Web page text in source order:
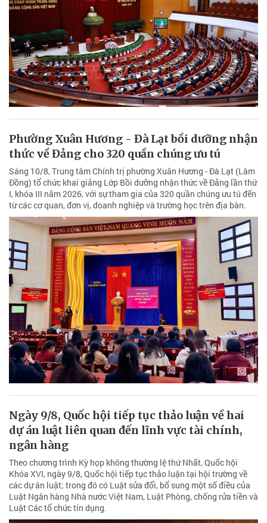
Phường Xuân Hương - Đà Lạt bồi dưỡng nhận
thức về Đảng cho 320 quần chúng ưu tú
Sáng 10/8, Trung tâm Chính trị phường Xuân Hương - Đà Lạt (Lâm
Đồng) tổ chức khai giảng Lớp Bồi dưỡng nhận thức về Đảng lần thứ
I, khóa III năm 2026, với sự tham gia của 320 quần chúng ưu tú đến
từ các cơ quan, đơn vị, doanh nghiệp và trường học trên địa bàn.
Ngày 9/8, Quốc hội tiếp tục thảo luận về hai
dự án luật liên quan đến lĩnh vực tài chính,
ngân hàng
Theo chương trình Kỳ họp không thường lệ thứ Nhất, Quốc hội
Khóa XVI, ngày 9/8, Quốc hội tiếp tục thảo luận tại hội trường về
các dự án luật; trong đó có Luật sửa đổi, bổ sung một số điều của
Luật Ngân hàng Nhà nước Việt Nam, Luật Phòng, chống rửa tiền và
Luật Các tổ chức tín dụng.